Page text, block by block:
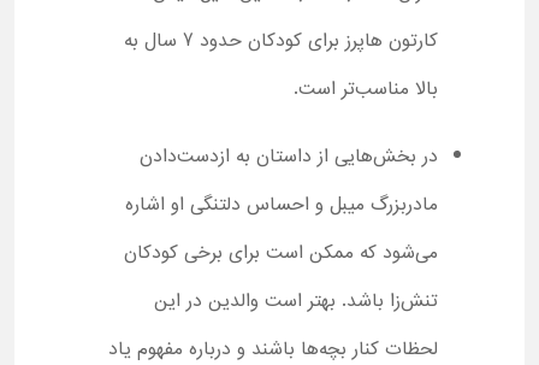
کارتون هاپرز برای کودکان حدود 7 سال به
بالا مناسب‌تر است.
در بخش‌هایی از داستان به ازدست‌دادن
مادربزرگ میبل و احساس دلتنگی او اشاره
می‌شود که ممکن است برای برخی کودکان
تنش‌زا باشد. بهتر است والدین در این
لحظات کنار بچه‌ها باشند و درباره مفهوم یاد